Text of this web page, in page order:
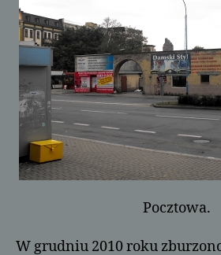
Pocztowa.
W grudniu 2010 roku